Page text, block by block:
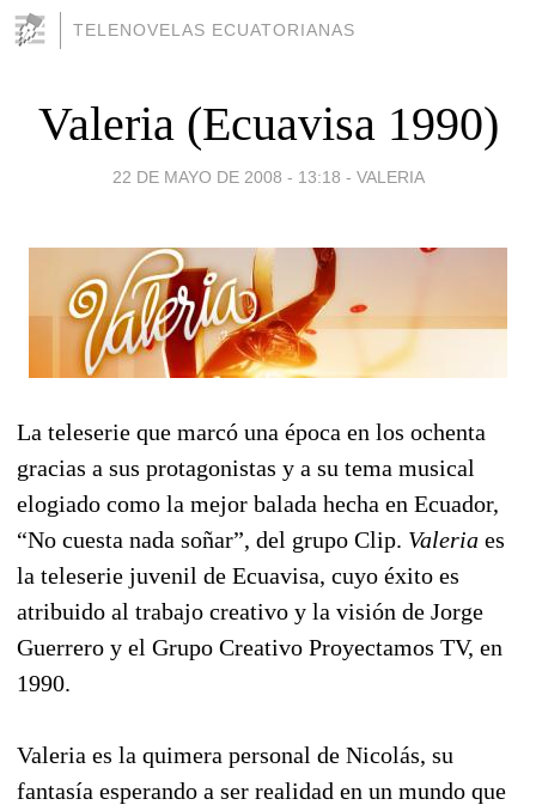
TELENOVELAS ECUATORIANAS
Valeria (Ecuavisa 1990)
22 DE MAYO DE 2008 - 13:18 - VALERIA
La teleserie que marcó una época en los ochenta
gracias a sus protagonistas y a su tema musical
elogiado como la mejor balada hecha en Ecuador,
“No cuesta nada soñar”, del grupo Clip. Valeria es
la teleserie juvenil de Ecuavisa, cuyo éxito es
atribuido al trabajo creativo y la visión de Jorge
Guerrero y el Grupo Creativo Proyectamos TV, en
1990.
Valeria es la quimera personal de Nicolás, su
fantasía esperando a ser realidad en un mundo que